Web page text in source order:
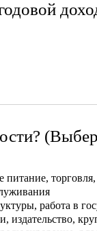
работа в
издательство,